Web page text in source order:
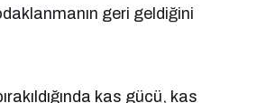
geri geldiğini
kas gücü, kas